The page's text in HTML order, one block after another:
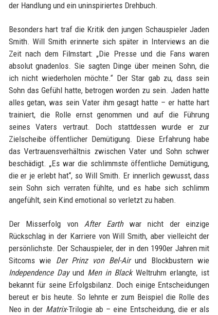
der Handlung und ein uninspiriertes Drehbuch.
Besonders hart traf die Kritik den jungen Schauspieler Jaden
Smith. Will Smith erinnerte sich später in Interviews an die
Zeit nach dem Filmstart: „Die Presse und die Fans waren
absolut gnadenlos. Sie sagten Dinge über meinen Sohn, die
ich nicht wiederholen möchte.“ Der Star gab zu, dass sein
Sohn das Gefühl hatte, betrogen worden zu sein. Jaden hatte
alles getan, was sein Vater ihm gesagt hatte – er hatte hart
trainiert, die Rolle ernst genommen und auf die Führung
seines Vaters vertraut. Doch stattdessen wurde er zur
Zielscheibe öffentlicher Demütigung. Diese Erfahrung habe
das Vertrauensverhältnis zwischen Vater und Sohn schwer
beschädigt. „Es war die schlimmste öffentliche Demütigung,
die er je erlebt hat“, so Will Smith. Er innerlich gewusst, dass
sein Sohn sich verraten fühlte, und es habe sich schlimm
angefühlt, sein Kind emotional so verletzt zu haben.
Der Misserfolg vonAfter Earthwar nicht der einzige
Rückschlag in der Karriere von Will Smith, aber vielleicht der
persönlichste. Der Schauspieler, der in den 1990er Jahren mit
Sitcoms wie Der Prinz von Bel-Airund Blockbustern wie
Independence Dayund Men in BlackWeltruhm erlangte, ist
bekannt für seine Erfolgsbilanz. Doch einige Entscheidungen
bereut er bis heute. So lehnte er zum Beispiel die Rolle des
Neo in der Matrix-Trilogie ab – eine Entscheidung, die er als